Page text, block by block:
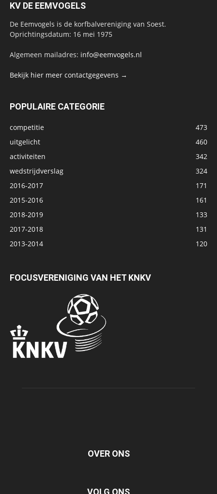
KV DE EEMVOGELS
De Eemvogels is de korfbalvereniging van Soest.
Oprichtingsdatum: 16 mei 1975
Algemeen mailadres: info@eemvogels.nl
Bekijk hier meer contactgegevens →
POPULAIRE CATEGORIE
competitie
473
uitgelicht
460
activiteiten
342
wedstrijdverslag
324
2016-2017
171
2015-2016
161
2018-2019
133
2017-2018
131
2013-2014
120
FOCUSVERENIGING VAN HET KNKV
OVER ONS
VOLG ONS